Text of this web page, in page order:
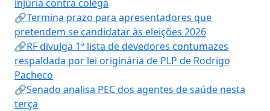
injúria contra colega
🔗Termina prazo para apresentadores que
pretendem se candidatar às eleições 2026
🔗RF divulga 1ª lista de devedores contumazes
respaldada por lei originária de PLP de Rodrigo
Pacheco
🔗Senado analisa PEC dos agentes de saúde nesta
terça